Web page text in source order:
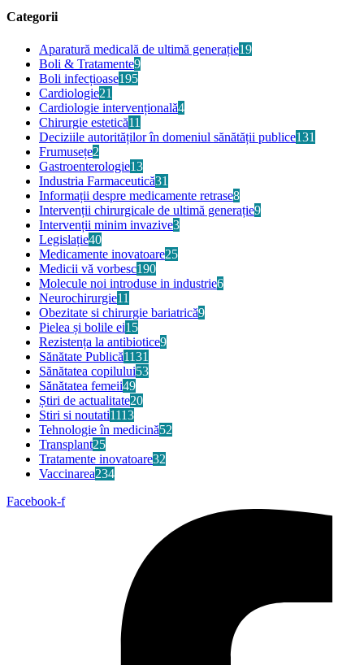
Categorii
Aparatură medicală de ultimă generație19
Boli & Tratamente9
Boli infecțioase195
Cardiologie21
Cardiologie intervențională4
Chirurgie estetică11
Deciziile autorităților în domeniul sănătății publice131
Frumusețe2
Gastroenterologie13
Industria Farmaceutică31
Informații despre medicamente retrase8
Intervenții chirurgicale de ultimă generație9
Intervenții minim invazive3
Legislație40
Medicamente inovatoare25
Medicii vă vorbesc190
Molecule noi introduse in industrie6
Neurochirurgie11
Obezitate si chirurgie bariatrică9
Pielea și bolile ei15
Rezistența la antibiotice9
Sănătate Publică1131
Sănătatea copilului53
Sănătatea femeii49
Știri de actualitate20
Stiri si noutati1113
Tehnologie în medicină52
Transplant25
Tratamente inovatoare32
Vaccinarea234
Facebook-f